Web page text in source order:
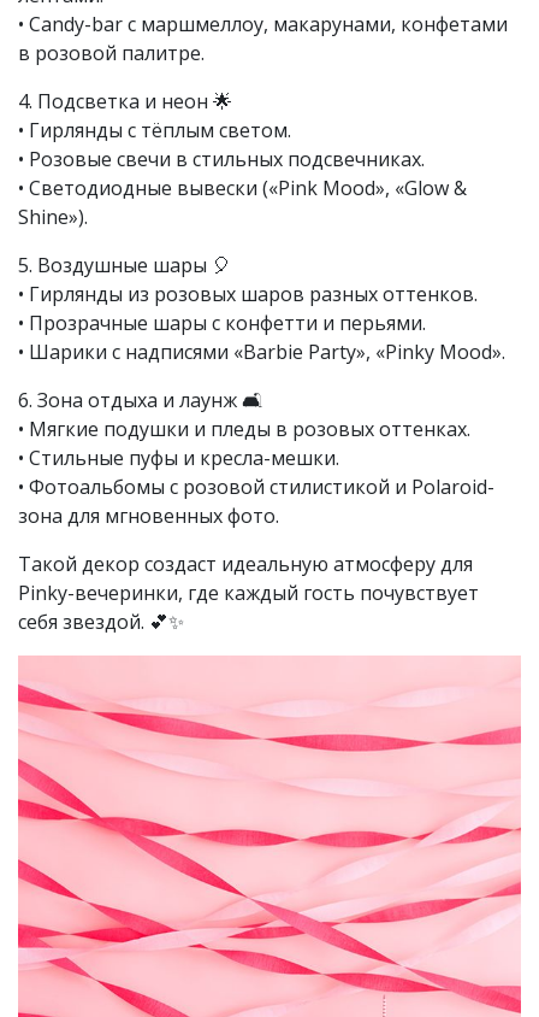
• Candy-bar с маршмеллоу, макарунами, конфетами
в розовой палитре.
4. Подсветка и неон 🌟
• Гирлянды с тёплым светом.
• Розовые свечи в стильных подсвечниках.
• Светодиодные вывески («Pink Mood», «Glow &
Shine»).
5. Воздушные шары 🎈
• Гирлянды из розовых шаров разных оттенков.
• Прозрачные шары с конфетти и перьями.
• Шарики с надписями «Barbie Party», «Pinky Mood».
6. Зона отдыха и лаунж 🛋️
• Мягкие подушки и пледы в розовых оттенках.
• Стильные пуфы и кресла-мешки.
• Фотоальбомы с розовой стилистикой и Polaroid-
зона для мгновенных фото.
Такой декор создаст идеальную атмосферу для
Pinky-вечеринки, где каждый гость почувствует
себя звездой. 💕✨